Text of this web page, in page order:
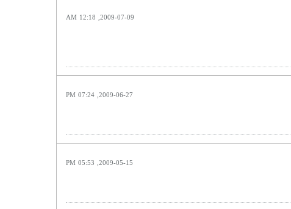
2009-07-09, 12:18 AM
2009-06-27, 07:24 PM
2009-05-15, 05:53 PM